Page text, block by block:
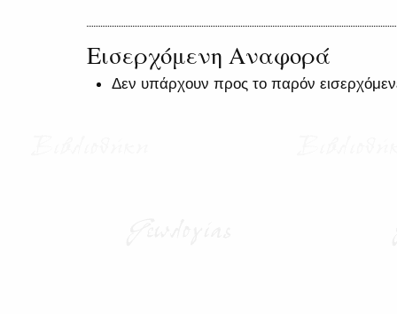
Εισερχόμενη Αναφορά
Δεν υπάρχουν προς το παρόν